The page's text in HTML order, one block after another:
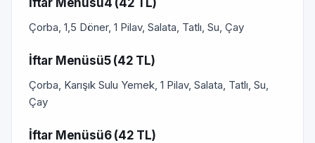
İftar Menüsü4 (42 TL)
Çorba, 1,5 Döner, 1 Pilav, Salata, Tatlı, Su, Çay
İftar Menüsü5 (42 TL)
Çorba, Karışık Sulu Yemek, 1 Pilav, Salata, Tatlı, Su,
Çay
İftar Menüsü6 (42 TL)